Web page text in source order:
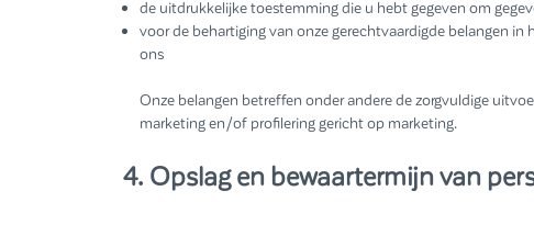
de uitdrukkelijke toestemming die u hebt gegeven om
voor de behartiging van onze gerechtvaardigde belangen
ons
Onze belangen betreffen onder andere de zorgvuldige
marketing en/of profilering gericht op marketing.
4. Opslag en bewaartermijn van